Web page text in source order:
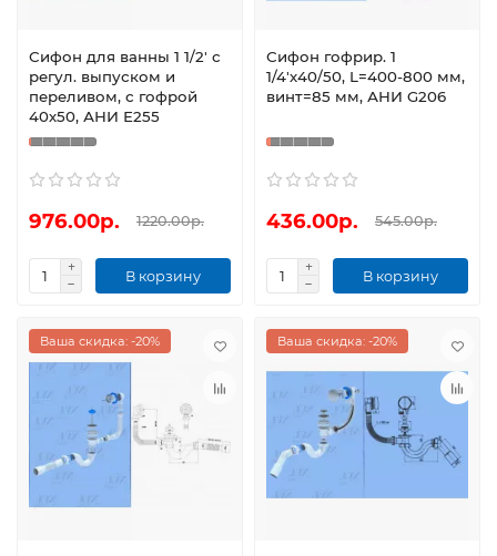
Сифон для ванны 1 1/2' с
регул. выпуском и
переливом, с гофрой
40х50, АНИ Е255
976.00р. 1220.00р.
В корзину
Сифон гофрир. 1
1/4'х40/50, L=400-800 мм,
винт=85 мм, АНИ G206
436.00р. 545.00р.
В корзину
Ваша скидка: -20% Ваша скидка: -20%